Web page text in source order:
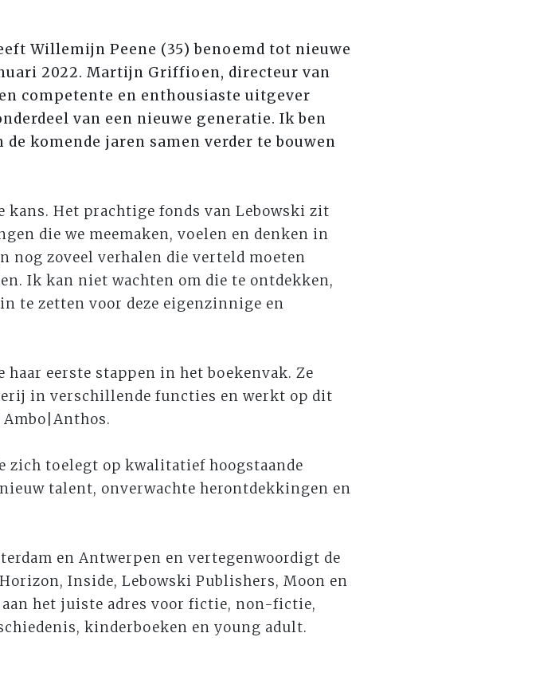
Willemijn Peene (35) benoemd tot nieuwe
2022. Martijn Griffioen, directeur van
competente en enthousiaste uitgever
van een nieuwe generatie. Ik ben
komende jaren samen verder te bouwen
Het prachtige fonds van Lebowski zit
die we meemaken, voelen en denken in
nog zoveel verhalen die verteld moeten
Ik kan niet wachten om die te ontdekken,
te zetten voor deze eigenzinnige en
eerste stappen in het boekenvak. Ze
in verschillende functies en werkt op dit
zich toelegt op kwalitatief hoogstaande
talent, onverwachte herontdekkingen en
en Antwerpen en vertegenwoordigt de
Inside, Lebowski Publishers, Moon en
aan het juiste adres voor fictie, non-fictie,
kinderboeken en young adult.